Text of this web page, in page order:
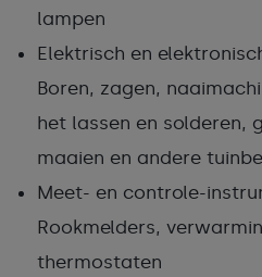
lampen
Elektrisch en
Boren, zagen,
het lassen en solderen,
maaien en andere
Meet- en controle-
Rookmelders,
thermostaten